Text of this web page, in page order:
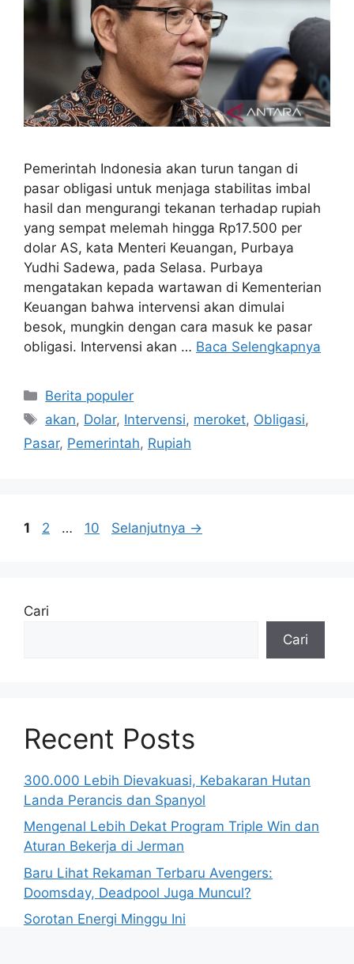
Pemerintah Indonesia akan turun tangan di
pasar obligasi untuk menjaga stabilitas imbal
hasil dan mengurangi tekanan terhadap rupiah
yang sempat melemah hingga Rp17.500 per
dolar AS, kata Menteri Keuangan, Purbaya
Yudhi Sadewa, pada Selasa. Purbaya
mengatakan kepada wartawan di Kementerian
Keuangan bahwa intervensi akan dimulai
besok, mungkin dengan cara masuk ke pasar
obligasi. Intervensi akan … Baca Selengkapnya
Kategori
Berita populer
Tag
akan, Dolar, Intervensi, meroket, Obligasi,
Pasar, Pemerintah, Rupiah
Halaman
1 Halaman
2 … Halaman
10 Selanjutnya →
Cari
Cari
Recent Posts
300.000 Lebih Dievakuasi, Kebakaran Hutan
Landa Perancis dan Spanyol
Mengenal Lebih Dekat Program Triple Win dan
Aturan Bekerja di Jerman
Baru Lihat Rekaman Terbaru Avengers:
Doomsday, Deadpool Juga Muncul?
Sorotan Energi Minggu Ini